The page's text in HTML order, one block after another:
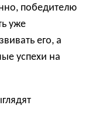
победителю
уже
его, а
успехи на